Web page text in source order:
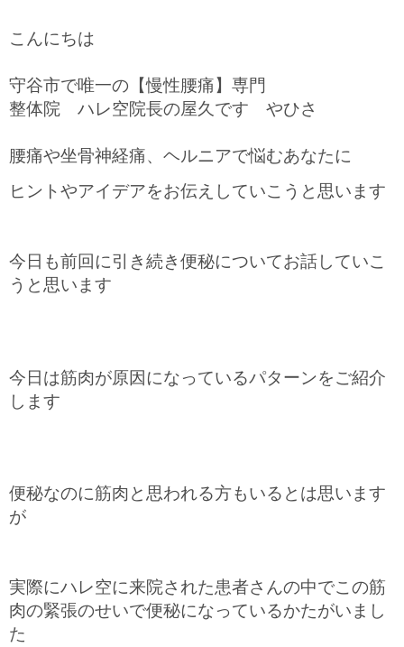
こんにちは
守谷市で唯一の【慢性腰痛】専門
整体院 ハレ空院長の屋久です やひさ
腰痛や坐骨神経痛、ヘルニアで悩むあなたに
ヒントやアイデアをお伝えしていこうと思います
今日も前回に引き続き便秘についてお話していこ
うと思います
今日は筋肉が原因になっているパターンをご紹介
します
便秘なのに筋肉と思われる方もいるとは思います
が
実際にハレ空に来院された患者さんの中でこの筋
肉の緊張のせいで便秘になっているかたがいまし
た